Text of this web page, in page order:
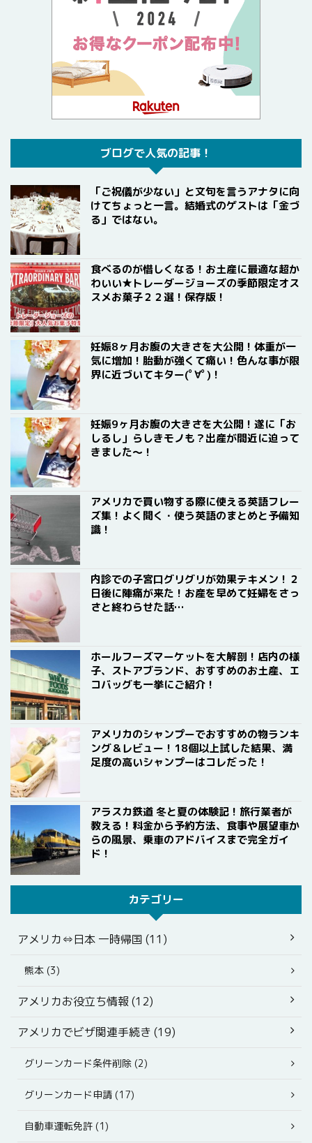
ブログで人気の記事！
「ご祝儀が少ない」と文句を言うアナタに向
けてちょっと一言。結婚式のゲストは「金づ
る」ではない。
食べるのが惜しくなる！お土産に最適な超か
わいい★トレーダージョーズの季節限定オス
スメお菓子２２選！保存版！
妊娠8ヶ月お腹の大きさを大公開！体重が一
気に増加！胎動が強くて痛い！色んな事が限
界に近づいてキター(ﾟ∀ﾟ)！
妊娠9ヶ月お腹の大きさを大公開！遂に「お
しるし」らしきモノも？出産が間近に迫って
きました〜！
アメリカで買い物する際に使える英語フレー
ズ集！よく聞く・使う英語のまとめと予備知
識！
内診での子宮口グリグリが効果テキメン！２
日後に陣痛が来た！お産を早めて妊婦をさっ
さと終わらせた話…
ホールフーズマーケットを大解剖！店内の様
子、ストアブランド、おすすめのお土産、エ
コバッグも一挙にご紹介！
アメリカのシャンプーでおすすめの物ランキ
ング＆レビュー！18個以上試した結果、満
足度の高いシャンプーはコレだった！
アラスカ鉄道 冬と夏の体験記！旅行業者が
教える！料金から予約方法、食事や展望車か
らの風景、乗車のアドバイスまで完全ガイ
ド！
カテゴリー
アメリカ⇔日本 一時帰国 (11)
熊本 (3)
アメリカお役立ち情報 (12)
アメリカでビザ関連手続き (19)
グリーンカード条件削除 (2)
グリーンカード申請 (17)
自動車運転免許 (1)